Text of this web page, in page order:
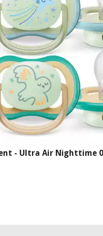
- Ultra Air Nighttime